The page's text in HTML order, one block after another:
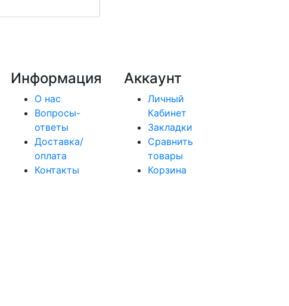
Информация
О нас
Вопросы-
ответы
Доставка/
оплата
Контакты
Аккаунт
Личный
Кабинет
Закладки
Сравнить
товары
Корзина